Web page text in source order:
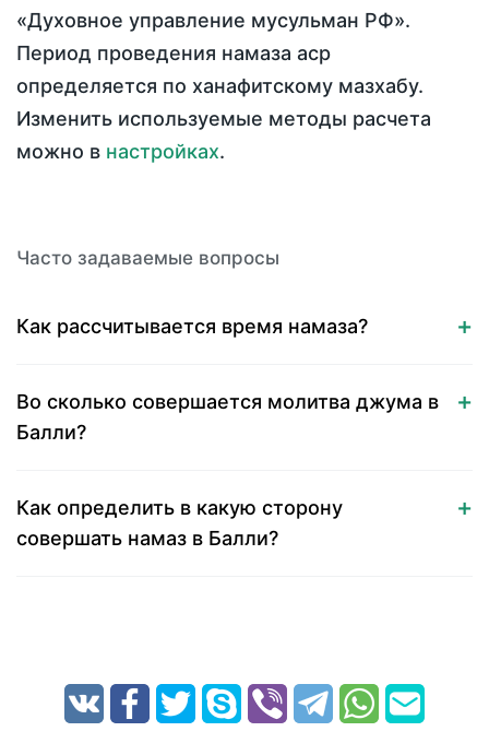
«Духовное управление мусульман РФ».
Период проведения намаза аср
определяется по ханафитскому мазхабу.
Изменить используемые методы расчета
можно в настройках.
Часто задаваемые вопросы
Как рассчитывается время намаза?
Во сколько совершается молитва джума в
Балли?
Как определить в какую сторону
совершать намаз в Балли?